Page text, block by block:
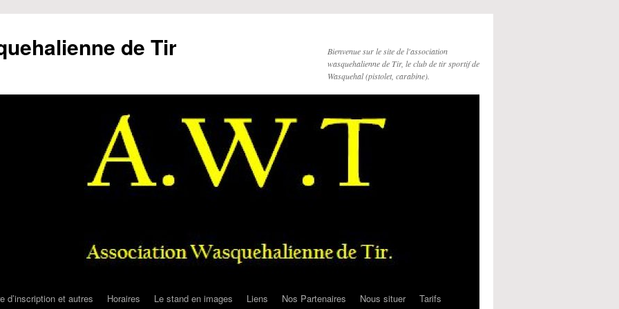
de Tir
Bienvenue sur le site de l'association
wasquehalienne de Tir, le club de tir sportif de
Wasquehal (pistolet, carabine).
d’inscription et autres Horaires Le stand en images Liens Nos Partenaires Nous situer Tarifs